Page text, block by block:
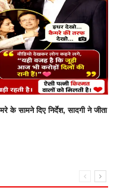
के सामने दिए निर्देश, सादगी ने जीता